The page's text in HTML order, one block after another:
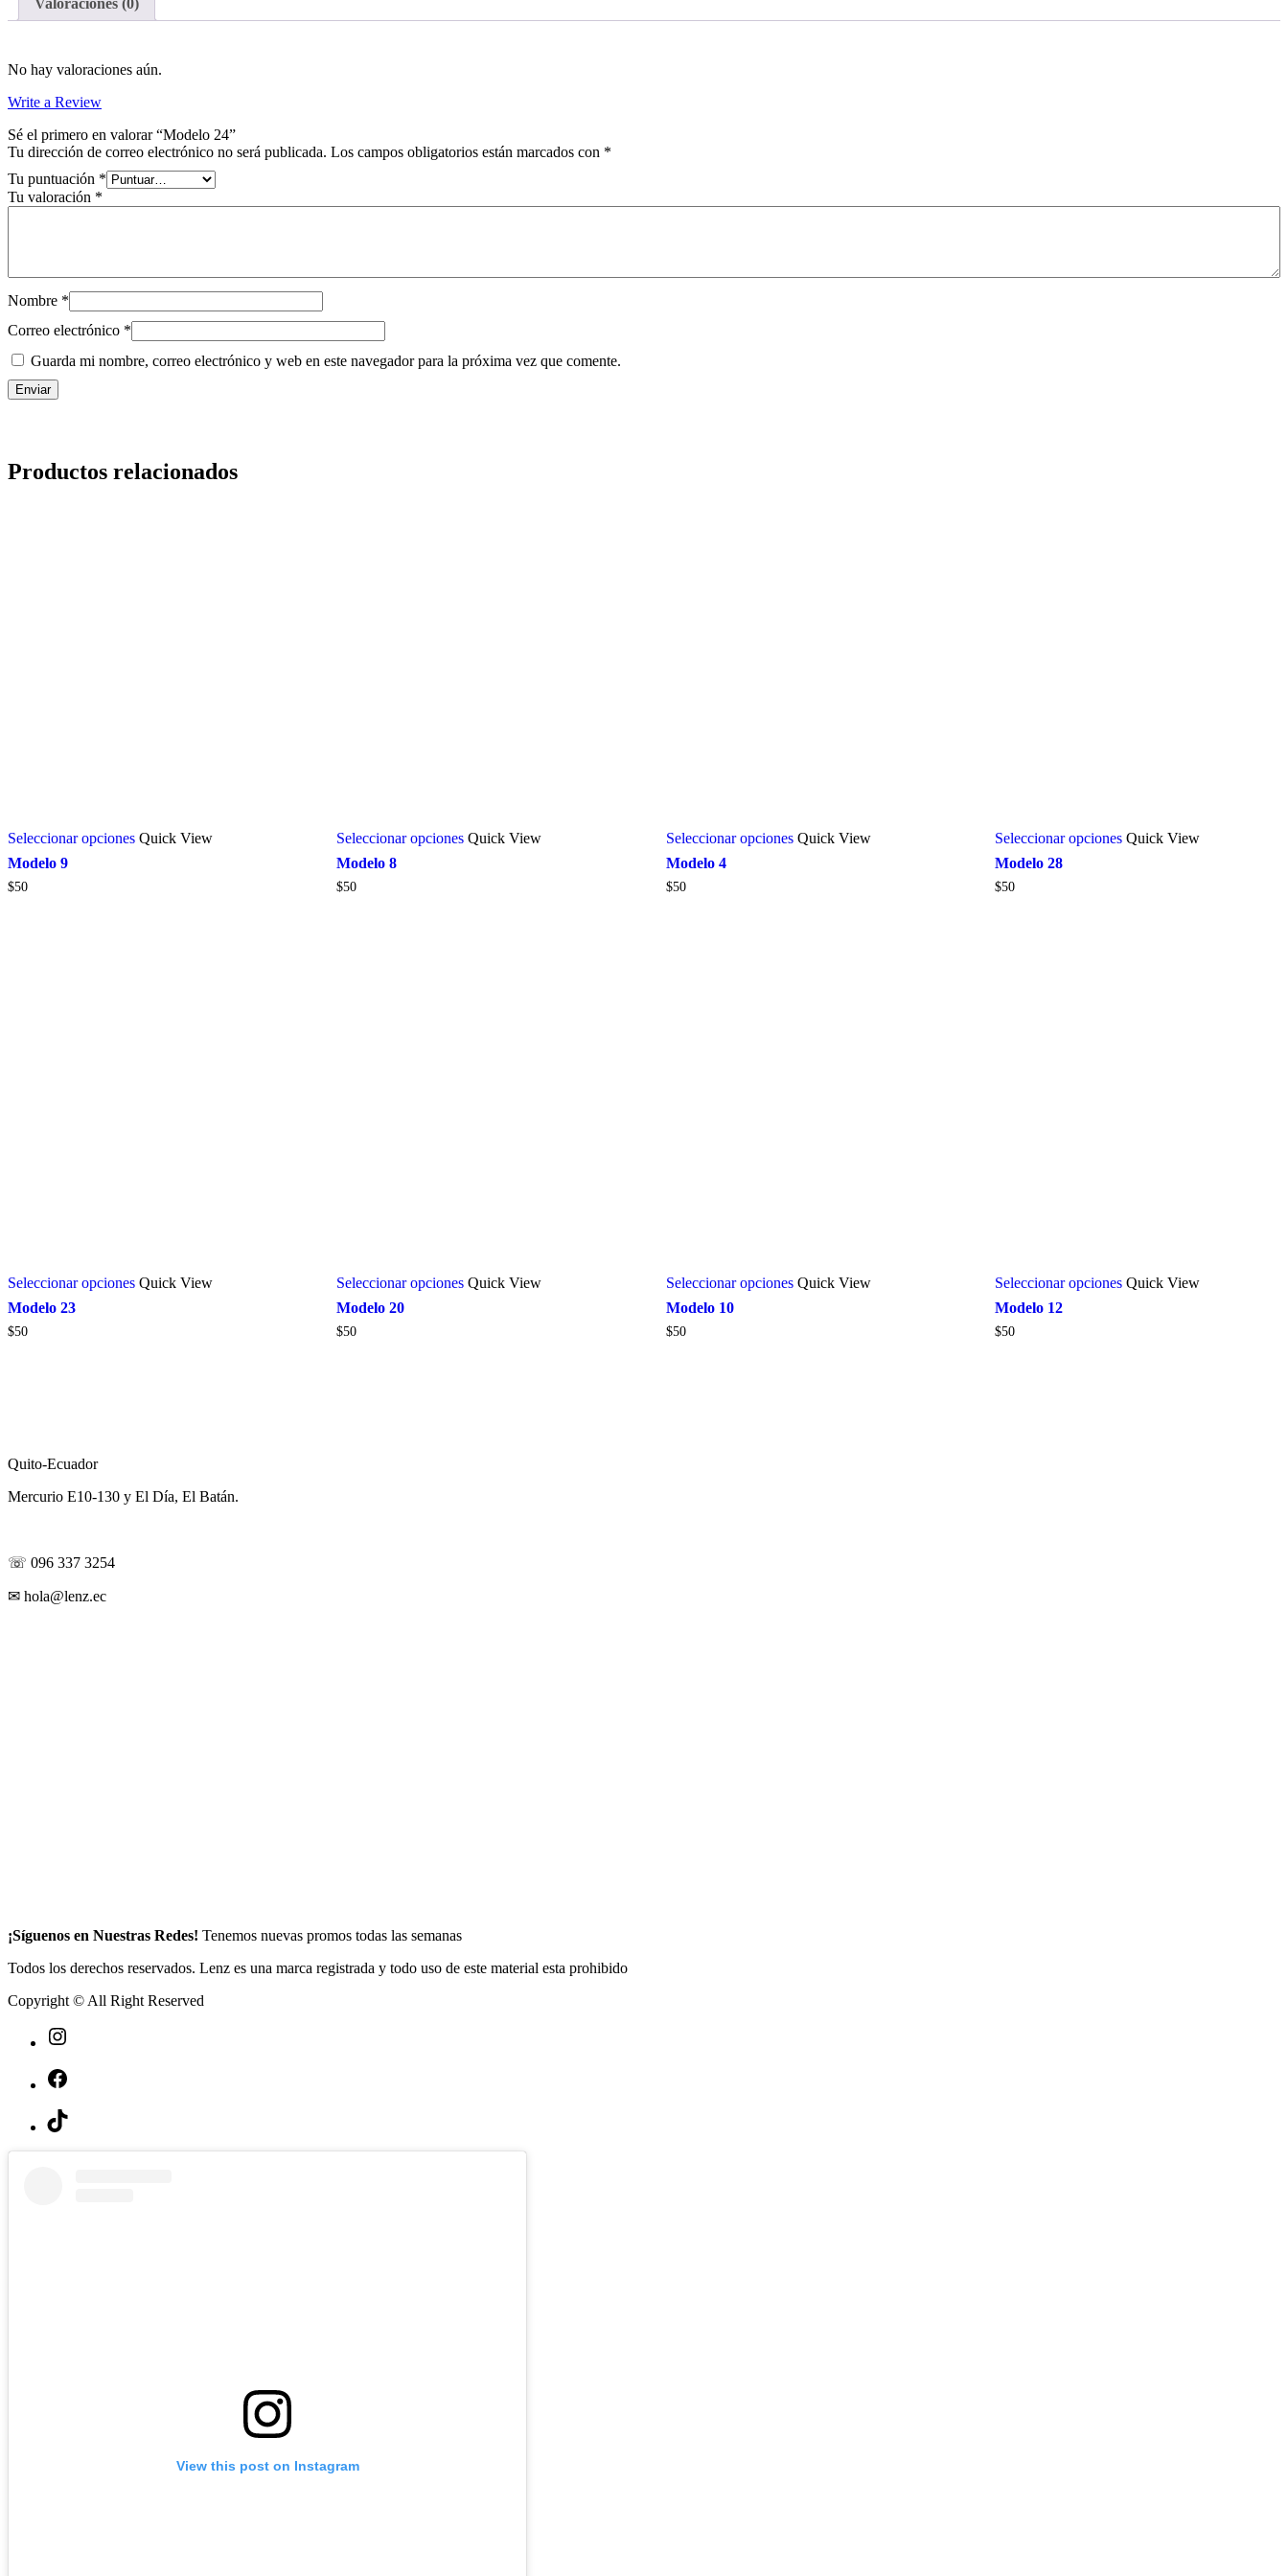
Valoraciones (0)
No hay valoraciones aún.
Write a Review
Sé el primero en valorar “Modelo 24”
Tu dirección de correo electrónico no será publicada. Los campos obligatorios están marcados con *
Tu puntuación *
Tu valoración *
Nombre *
Correo electrónico *
Guarda mi nombre, correo electrónico y web en este navegador para la próxima vez que comente.
Productos relacionados
Seleccionar opciones Quick View
Modelo 9
$50
Seleccionar opciones Quick View
Modelo 8
$50
Seleccionar opciones Quick View
Modelo 4
$50
Seleccionar opciones Quick View
Modelo 28
$50
Seleccionar opciones Quick View
Modelo 23
$50
Seleccionar opciones Quick View
Modelo 20
$50
Seleccionar opciones Quick View
Modelo 10
$50
Seleccionar opciones Quick View
Modelo 12
$50
Quito-Ecuador
Mercurio E10-130 y El Día, El Batán.
☏ 096 337 3254
✉ hola@lenz.ec
¡Síguenos en Nuestras Redes! Tenemos nuevas promos todas las semanas
Todos los derechos reservados. Lenz es una marca registrada y todo uso de este material esta prohibido
Copyright © All Right Reserved
View this post on Instagram